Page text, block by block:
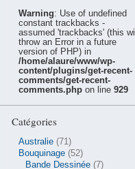
Warning: Use of undefined
constant trackbacks -
assumed 'trackbacks' (this will
throw an Error in a future
version of PHP) in
/home/alaure/www/wp-
content/plugins/get-recent-
comments/get-recent-
comments.php on line 929
Catégories
Australie (71)
Bouquinage (52)
Bande Dessinée (7)